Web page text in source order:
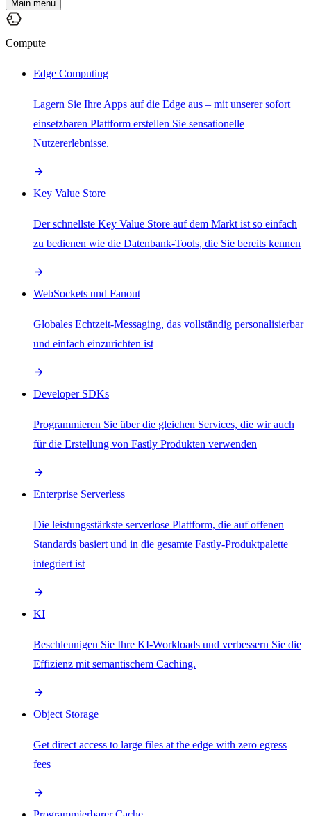
Main menu
Compute
Edge Computing
Lagern Sie Ihre Apps auf die Edge aus – mit unserer sofort
einsetzbaren Plattform erstellen Sie sensationelle
Nutzererlebnisse.
Key Value Store
Der schnellste Key Value Store auf dem Markt ist so einfach
zu bedienen wie die Datenbank-Tools, die Sie bereits kennen
WebSockets und Fanout
Globales Echtzeit-Messaging, das vollständig personalisierbar
und einfach einzurichten ist
Developer SDKs
Programmieren Sie über die gleichen Services, die wir auch
für die Erstellung von Fastly Produkten verwenden
Enterprise Serverless
Die leistungsstärkste serverlose Plattform, die auf offenen
Standards basiert und in die gesamte Fastly-Produktpalette
integriert ist
KI
Beschleunigen Sie Ihre KI-Workloads und verbessern Sie die
Effizienz mit semantischem Caching.
Object Storage
Get direct access to large files at the edge with zero egress
fees